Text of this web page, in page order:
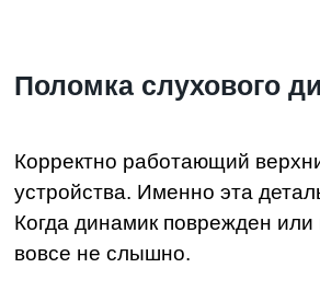
Поломка слухового
Корректно работающий
устройства. Именно эта
Когда динамик поврежден
вовсе не слышно.